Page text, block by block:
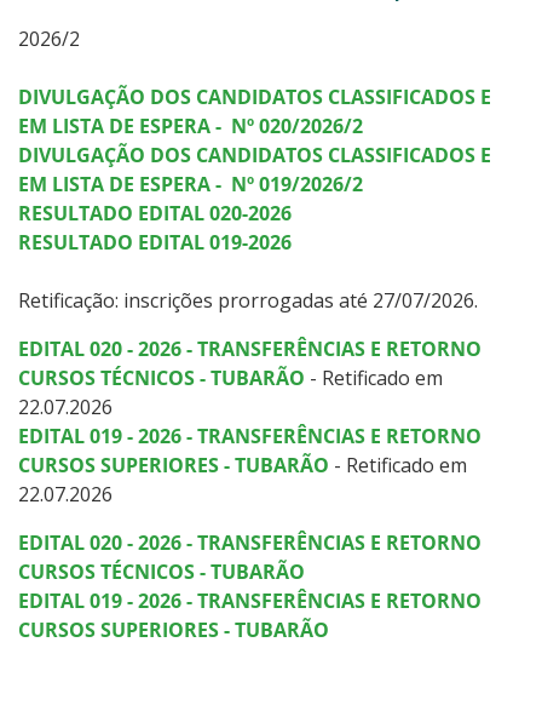
Educação a Distância
Todos os Cursos
Processo de Inscrição
Resultados
Resultados Vagas Remanescentes
Como posso estudar no IFSC?
Calendário de inscrições
Processos Seletivos
2026/2
DIVULGAÇÃO DOS CANDIDATOS CLASSIFICADOS E
EM LISTA DE ESPERA - Nº 020/2026/2
DIVULGAÇÃO DOS CANDIDATOS CLASSIFICADOS E
EM LISTA DE ESPERA - Nº 019/2026/2
RESULTADO EDITAL 020-2026
RESULTADO EDITAL 019-2026
Retificação: inscrições prorrogadas até 27/07/2026.
EDITAL 020 - 2026 - TRANSFERÊNCIAS E RETORNO
CURSOS TÉCNICOS - TUBARÃO - Retificado em
22.07.2026
EDITAL 019 - 2026 - TRANSFERÊNCIAS E RETORNO
CURSOS SUPERIORES - TUBARÃO - Retificado em
22.07.2026
EDITAL 020 - 2026 - TRANSFERÊNCIAS E RETORNO
CURSOS TÉCNICOS - TUBARÃO
EDITAL 019 - 2026 - TRANSFERÊNCIAS E RETORNO
CURSOS SUPERIORES - TUBARÃO